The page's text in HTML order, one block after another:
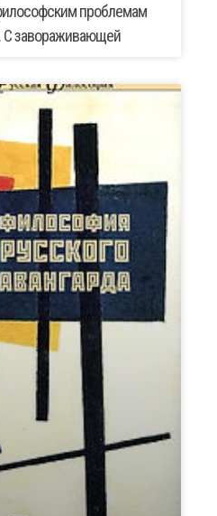
проблемам
С завораживающей